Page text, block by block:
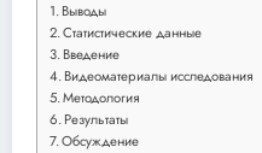
Выводы
Статистические данные
Введение
Видеоматериалы исследования
Методология
Результаты
Обсуждение